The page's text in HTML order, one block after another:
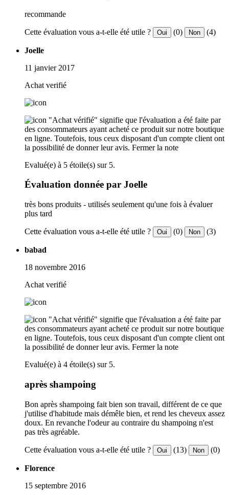
recommande
Cette évaluation vous a-t-elle été utile ? Oui (0) Non (4)
Joelle
11 janvier 2017
Achat verifié
"Achat vérifié" signifie que l'évaluation a été faite par
des consommateurs ayant acheté ce produit sur notre boutique
en ligne. Toutefois, tous ceux disposant d'un compte client ont
la possibilité de donner leur avis. Fermer la note
Evalué(e) à 5 étoile(s) sur 5.
Évaluation donnée par Joelle
très bons produits - utilisés seulement qu'une fois à évaluer
plus tard
Cette évaluation vous a-t-elle été utile ? Oui (0) Non (3)
babad
18 novembre 2016
Achat verifié
"Achat vérifié" signifie que l'évaluation a été faite par
des consommateurs ayant acheté ce produit sur notre boutique
en ligne. Toutefois, tous ceux disposant d'un compte client ont
la possibilité de donner leur avis. Fermer la note
Evalué(e) à 4 étoile(s) sur 5.
après shampoing
Bon après shampoing fait bien son travail, différent de ce que
j'utilise d'habitude mais démêle bien, et rend les cheveux assez
doux. En revanche l'odeur au contraire du shampoing n'est
pas très agréable.
Cette évaluation vous a-t-elle été utile ? Oui (13) Non (0)
Florence
15 septembre 2016